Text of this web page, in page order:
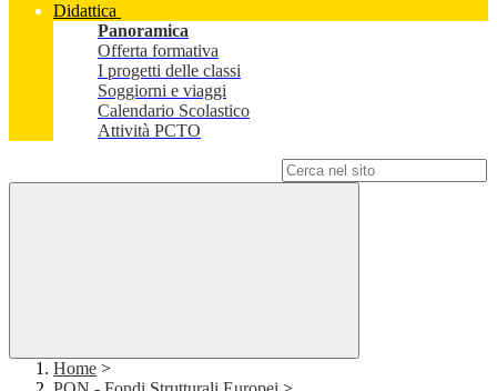
Didattica
Panoramica
Offerta formativa
I progetti delle classi
Soggiorni e viaggi
Calendario Scolastico
Attività PCTO
Home >